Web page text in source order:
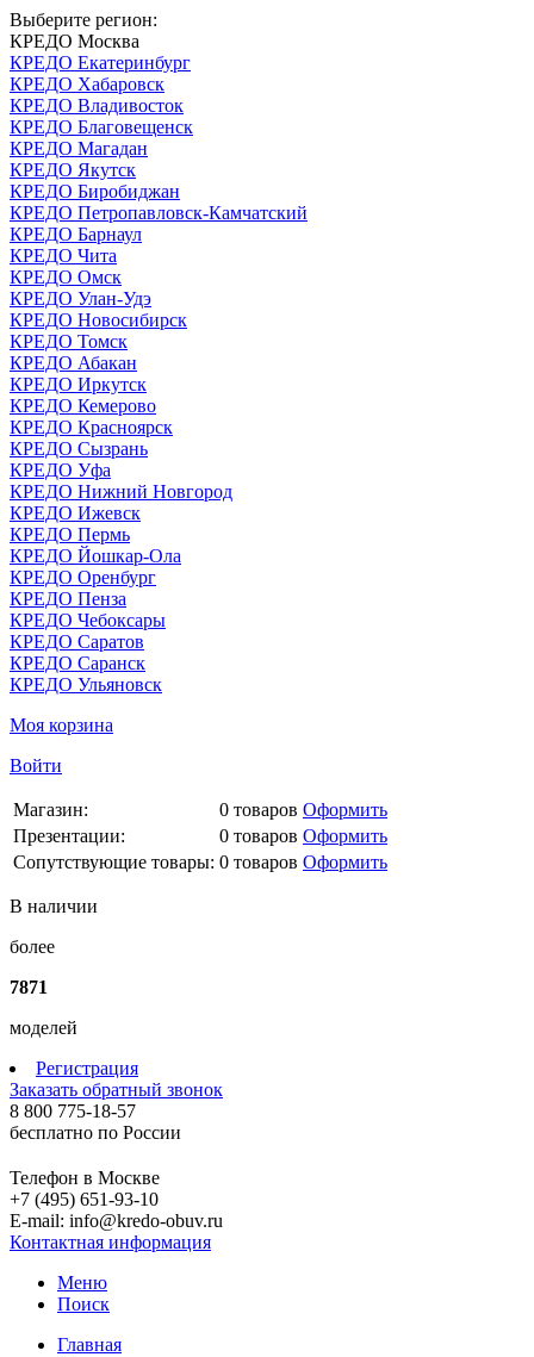
Выберите регион:
КРЕДО Москва
КРЕДО Екатеринбург
КРЕДО Хабаровск
КРЕДО Владивосток
КРЕДО Благовещенск
КРЕДО Магадан
КРЕДО Якутск
КРЕДО Биробиджан
КРЕДО Петропавловск-Камчатский
КРЕДО Барнаул
КРЕДО Чита
КРЕДО Омск
КРЕДО Улан-Удэ
КРЕДО Новосибирск
КРЕДО Томск
КРЕДО Абакан
КРЕДО Иркутск
КРЕДО Кемерово
КРЕДО Красноярск
КРЕДО Сызрань
КРЕДО Уфа
КРЕДО Нижний Новгород
КРЕДО Ижевск
КРЕДО Пермь
КРЕДО Йошкар-Ола
КРЕДО Оренбург
КРЕДО Пенза
КРЕДО Чебоксары
КРЕДО Саратов
КРЕДО Саранск
КРЕДО Ульяновск
Моя корзина
Войти
Магазин: 0 товаров Оформить
Презентации:
0 товаров Оформить
Сопутствующие товары: 0 товаров Оформить
В наличии
более
7871
моделей
Регистрация
Заказать обратный звонок
8 800 775-18-57
бесплатно по России
Телефон в Москве
+7 (495) 651-93-10
E-mail: info@kredo-obuv.ru
Контактная информация
Меню
Поиск
Главная